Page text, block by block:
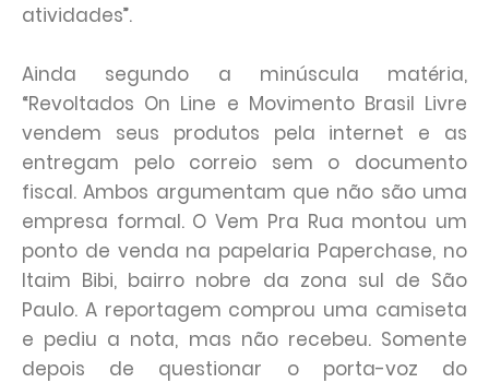
atividades”.
Ainda segundo a minúscula matéria,
“Revoltados On Line e Movimento Brasil Livre
vendem seus produtos pela internet e as
entregam pelo correio sem o documento
fiscal. Ambos argumentam que não são uma
empresa formal. O Vem Pra Rua montou um
ponto de venda na papelaria Paperchase, no
Itaim Bibi, bairro nobre da zona sul de São
Paulo. A reportagem comprou uma camiseta
e pediu a nota, mas não recebeu. Somente
depois de questionar o porta-­voz do